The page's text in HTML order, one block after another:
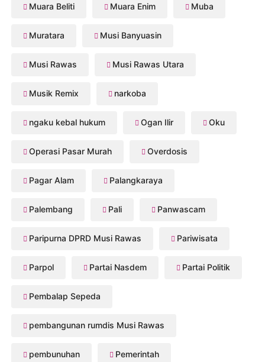
Muara Beliti Muara Enim Muba
Muratara Musi Banyuasin
Musi Rawas Musi Rawas Utara
Musik Remix narkoba
ngaku kebal hukum Ogan Ilir Oku
Operasi Pasar Murah Overdosis
Pagar Alam Palangkaraya
Palembang Pali Panwascam
Paripurna DPRD Musi Rawas Pariwisata
Parpol Partai Nasdem Partai Politik
Pembalap Sepeda
pembangunan rumdis Musi Rawas
pembunuhan Pemerintah